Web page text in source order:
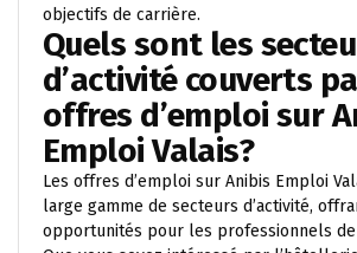
objectifs de carrière.
Quels sont les
d’activité couverts
offres d’emploi sur
Emploi Valais?
Les offres d’emploi sur Anibis Emploi
large gamme de secteurs d’activité,
opportunités pour les professionnels de